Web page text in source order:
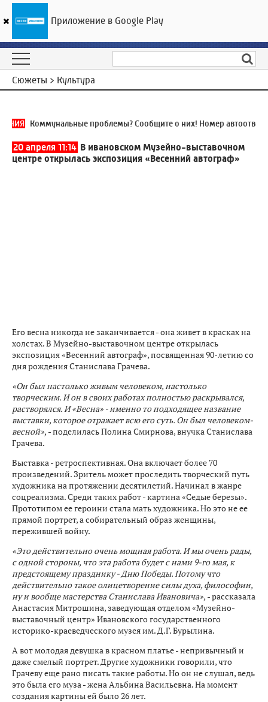
ГТРК «Ивтелерадио»
Сюжеты > Культура
Коммунальные проблемы? Сообщите о них! Номер
20 апреля 11:14 В ивановском Музейно-выставочном
центре открылась экспозиция «Весенний автограф»
Его весна никогда не заканчивается - она живет в красках на
холстах. В Музейно-выставочном центре открылась
экспозиция «Весенний автограф», посвященная 90-летию со
дня рождения Станислава Грачева.
«Он был настолько живым человеком, настолько
творческим. И он в своих работах полностью раскрывался,
растворялся. И «Весна» - именно то подходящее название
выставки, которое отражает всю его суть. Он был человеком-
весной», - поделилась Полина Смирнова, внучка Станислава
Грачева.
Выставка - ретроспективная. Она включает более 70
произведений. Зритель может проследить творческий путь
художника на протяжении десятилетий. Начинал в жанре
соцреализма. Среди таких работ - картина «Седые березы».
Прототипом ее героини стала мать художника. Но это не ее
прямой портрет, а собирательный образ женщины,
пережившей войну.
«Это действительно очень мощная работа. И мы очень рады,
с одной стороны, что эта работа будет с нами 9-го мая, к
предстоящему празднику - Дню Победы. Потому что
действительно такое олицетворение силы духа, философии,
ну и вообще мастерства Станислава Ивановича», - рассказала
Анастасия Митрошина, заведующая отделом «Музейно-
выставочный центр» Ивановского государственного
историко-краеведческого музея им. Д.Г. Бурылина.
А вот молодая девушка в красном платье - непривычный и
даже смелый портрет. Другие художники говорили, что
Грачеву еще рано писать такие работы. Но он не слушал, ведь
это была его муза - жена Альбина Васильевна. На момент
создания картины ей было 26 лет.
Приложение в Google Play